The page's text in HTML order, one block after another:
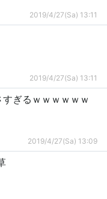
2019/4/27(Sa) 13:11
2019/4/27(Sa) 13:11
すぎるｗｗｗｗｗｗ
2019/4/27(Sa) 13:09